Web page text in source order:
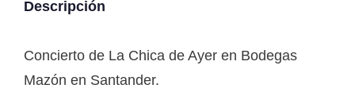
Descripción
Concierto de La Chica de Ayer en Bodegas
Mazón en Santander.